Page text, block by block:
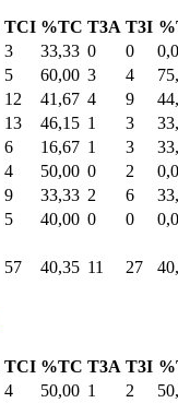
TCI %TC T3A T3I
3 33,33 0 0
0,0
5 60,00 3 4
12 41,67 4 9
13 46,15 1 3
6 16,67 1 3
4 50,00 0 2
9 33,33 2 6
5 40,00 0 0
0,0
57 40,35 11 27
TCI %TC T3A T3I
4 50,00 1 2